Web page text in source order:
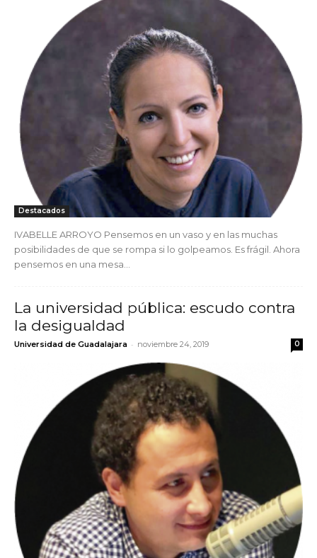
Destacados
IVABELLE ARROYO Pensemos en un vaso y en las muchas
posibilidades de que se rompa si lo golpeamos. Es frágil. Ahora
pensemos en una mesa...
La universidad pública: escudo contra
la desigualdad
Universidad de Guadalajara - noviembre 24, 2019 0